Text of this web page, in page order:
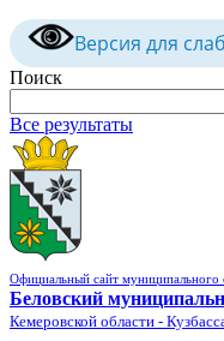
Версия для
Поиск
Все результаты
Официальный сайт муниципального
Беловский
Кемеровской области -